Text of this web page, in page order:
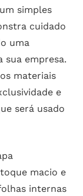
simples
cuidado
uma
sua empresa.
materiais
e
será usado
macio e
internas